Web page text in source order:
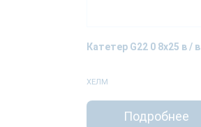
Катетер G22 0 8х25 в / в
ХЕЛМ
Подробнее